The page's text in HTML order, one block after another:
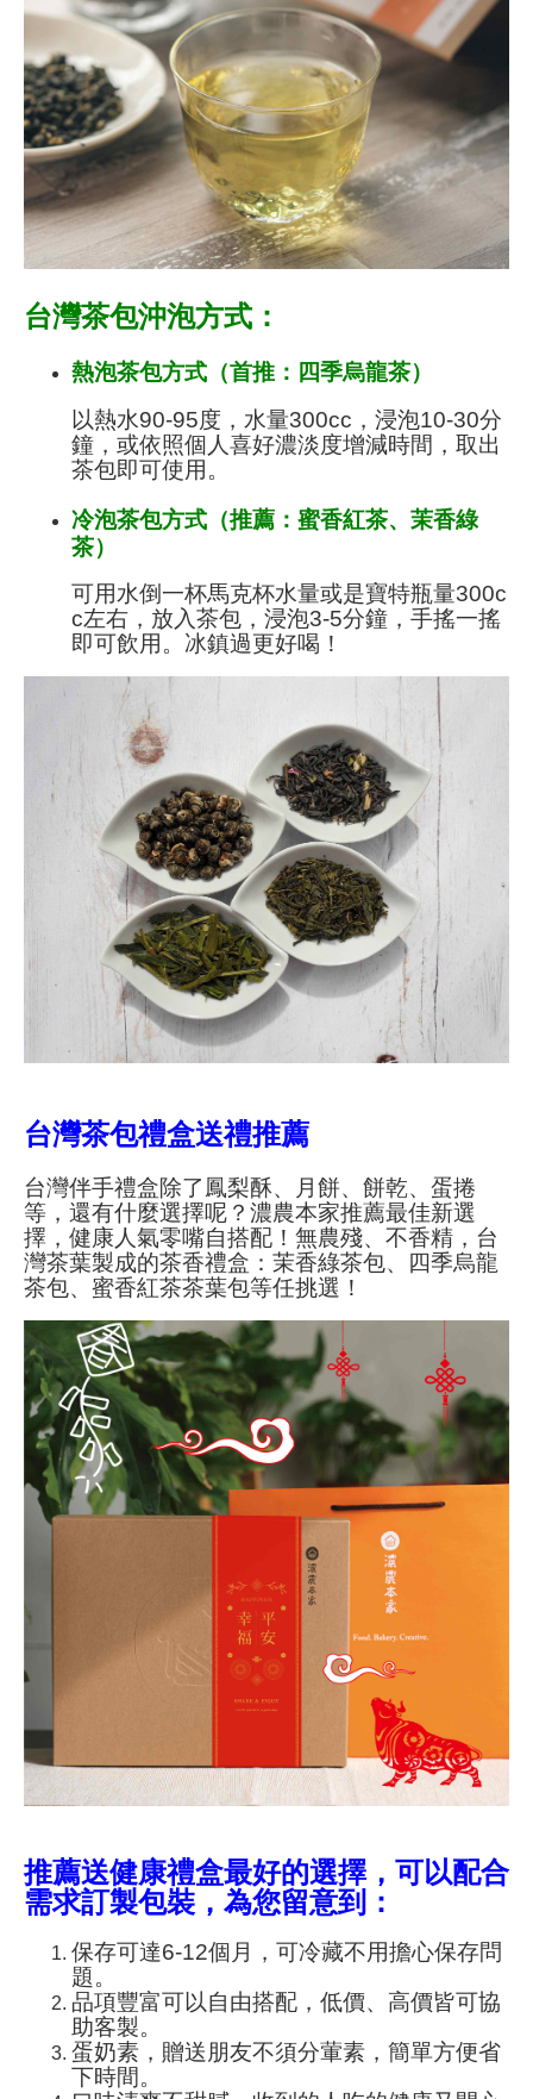
台灣茶包沖泡方式：
熱泡茶包方式（首推：四季烏龍茶）
以熱水90-95度，水量300cc，浸泡10-30分
鐘，或依照個人喜好濃淡度增減時間，取出
茶包即可使用。
冷泡茶包方式（推薦：蜜香紅茶、茉香綠
茶）
可用水倒一杯馬克杯水量或是寶特瓶量300c
c左右，放入茶包，浸泡3-5分鐘，手搖一搖
即可飲用。冰鎮過更好喝！
台灣茶包禮盒送禮推薦
台灣伴手禮盒除了鳳梨酥、月餅、餅乾、蛋捲
等，還有什麼選擇呢？濃農本家推薦最佳新選
擇，健康人氣零嘴自搭配！無農殘、不香精，台
灣茶葉製成的茶香禮盒：茉香綠茶包、四季烏龍
茶包、蜜香紅茶茶葉包等任挑選！
推薦送健康禮盒最好的選擇，可以配合
需求訂製包裝，為您留意到：
保存可達6-12個月，可冷藏不用擔心保存問
題。
品項豐富可以自由搭配，低價、高價皆可協
助客製。
蛋奶素，贈送朋友不須分葷素，簡單方便省
下時間。